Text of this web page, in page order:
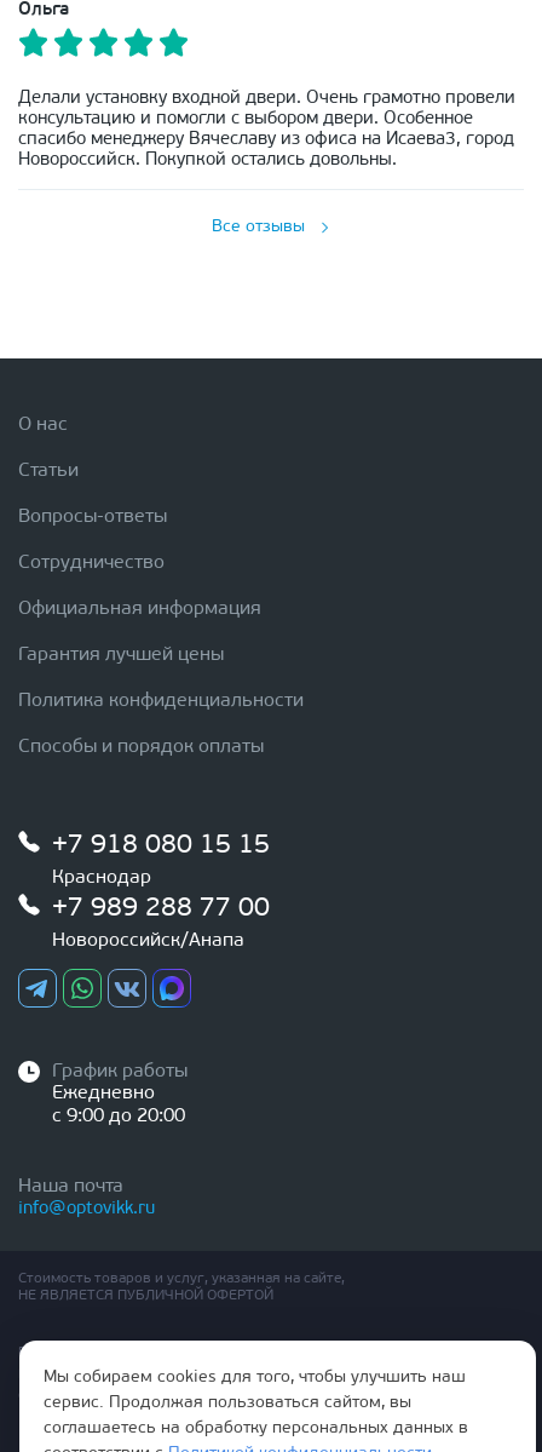
Ольга
Делали установку входной двери. Очень грамотно провели
консультацию и помогли с выбором двери. Особенное
спасибо менеджеру Вячеславу из офиса на Исаева3, город
Новороссийск. Покупкой остались довольны.
Все отзывы
О нас
Статьи
Вопросы-ответы
Сотрудничество
Официальная информация
Гарантия лучшей цены
Политика конфиденциальности
Способы и порядок оплаты
+7 918 080 15 15
Краснодар
+7 989 288 77 00
Новороссийск/Анапа
График работы
Ежедневно
с 9:00 до 20:00
Наша почта
info@optovikk.ru
Стоимость товаров и услуг, указанная на сайте,
НЕ ЯВЛЯЕТСЯ ПУБЛИЧНОЙ ОФЕРТОЙ
Правила эксплутации входных и межкомнатных дверей
Политика обработки персональных данных
Согласие на обработку персональных данных
Мы собираем cookies для того, чтобы улучшить наш
сервис. Продолжая пользоваться сайтом, вы
соглашаетесь на обработку персональных данных в